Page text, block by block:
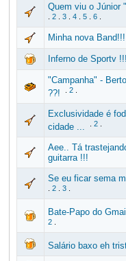
Quem viu o Júnior
2. 3. 4. 5. 6.
Minha nova
Inferno de Sportv !!!
"Campanha" -
??!
2.
Exclusividade é
cidade ...
2.
Aee.. Tá
guitarra !!!
Se eu ficar sema
2. 3.
Bate-Papo do
2.
Salário baxo eh